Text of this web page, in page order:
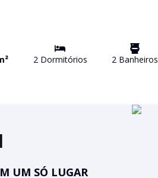
2Dormitórios 2 Banheiros
UM SÓ LUGAR